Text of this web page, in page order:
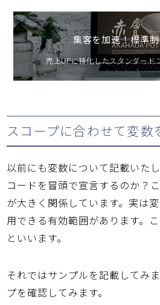
集客を加速！標準
売上UPに特化したスタンダード
スコープに合わせて変数
以前にも変数について記載いた
コードを冒頭で宣言するのか？
が大きく関係しています。実は
用できる有効範囲があります。
といいます。
それではサンプルを記載してみ
プを確認してみます。